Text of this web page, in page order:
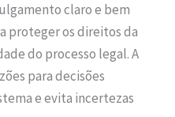
claro e bem
proteger os direitos da
do processo legal. A
para decisões
e evita incertezas